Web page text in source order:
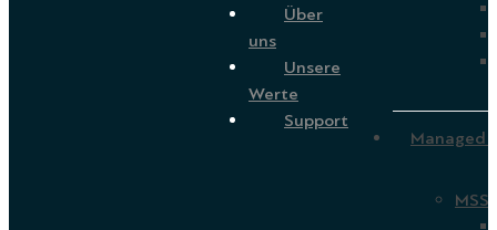
Über
uns
Unsere
Werte
Support
Managed